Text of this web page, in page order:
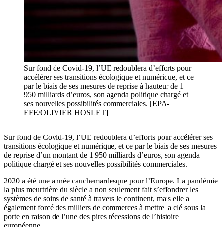
Sur fond de Covid-19, l’UE redoublera d’efforts pour
accélérer ses transitions écologique et numérique, et ce
par le biais de ses mesures de reprise à hauteur de 1
950 milliards d’euros, son agenda politique chargé et
ses nouvelles possibilités commerciales. [EPA-
EFE/OLIVIER HOSLET]
Sur fond de Covid-19, l’UE redoublera d’efforts pour accélérer ses
transitions écologique et numérique, et ce par le biais de ses mesures
de reprise d’un montant de 1 950 milliards d’euros, son agenda
politique chargé et ses nouvelles possibilités commerciales.
2020 a été une année cauchemardesque pour l’Europe. La pandémie
la plus meurtrière du siècle a non seulement fait s’effondrer les
systèmes de soins de santé à travers le continent, mais elle a
également forcé des milliers de commerces à mettre la clé sous la
porte en raison de l’une des pires récessions de l’histoire